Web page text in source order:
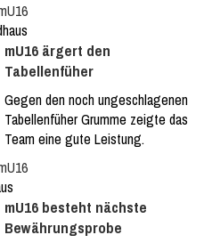
mU16 ärgert den
Tabellenfüher
Gegen den noch ungeschlagenen
Tabellenfüher Grumme zeigte das
Team eine gute Leistung.
mU16 besteht nächste
Bewährungsprobe